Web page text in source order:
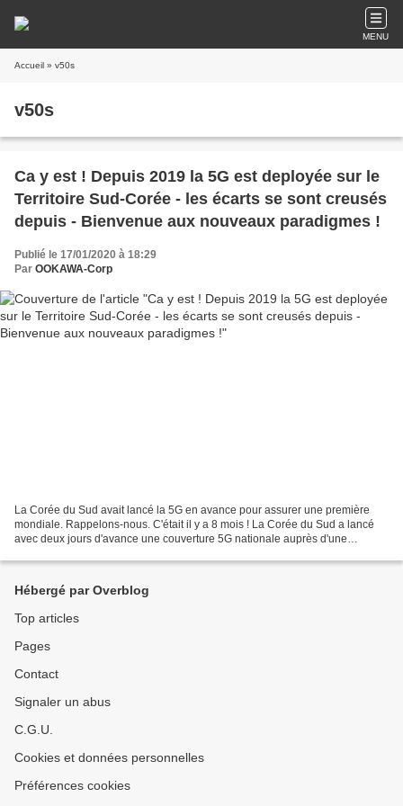
MENU
Accueil » v50s
v50s
Ca y est ! Depuis 2019 la 5G est deployée sur le
Territoire Sud-Corée - les écarts se sont creusés
depuis - Bienvenue aux nouveaux paradigmes !
Publié le 17/01/2020 à 18:29
Par OOKAWA-Corp
La Corée du Sud avait lancé la 5G en avance pour assurer une première
mondiale. Rappelons-nous. C'était il y a 8 mois ! La Corée du Sud a lancé
avec deux jours d'avance une couverture 5G nationale auprès d'une
Hébergé par Overblog
Top articles
Pages
Contact
Signaler un abus
C.G.U.
Cookies et données personnelles
Préférences cookies